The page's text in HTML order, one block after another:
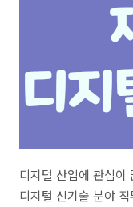
디지털 산업에 관심이
디지털 신기술 분야